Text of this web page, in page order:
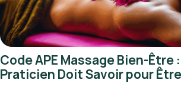
Code APE Massage Bien-Être
Praticien Doit Savoir pour